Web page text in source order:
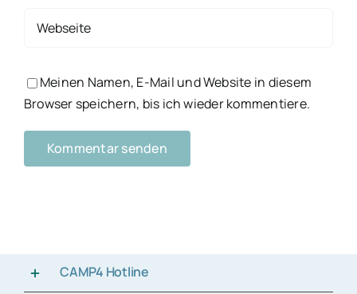
Meinen Namen, E-Mail und Website in diesem
Browser speichern, bis ich wieder kommentiere.
CAMP4 Hotline